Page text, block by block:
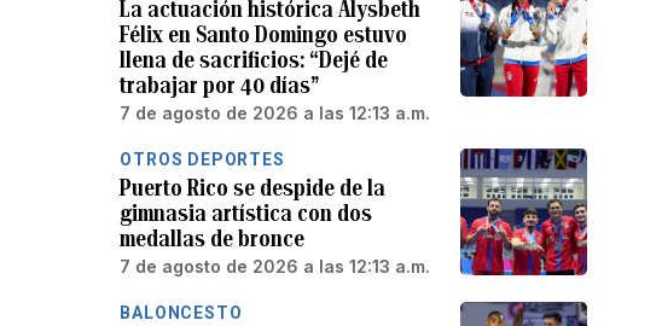
La actuación histórica Alysbeth
Félix en Santo Domingo estuvo
llena de sacrificios: “Dejé de
trabajar por 40 días”
7 de agosto de 2026 a las 12:13 a.m.
OTROS DEPORTES
Puerto Rico se despide de la
gimnasia artística con dos
medallas de bronce
7 de agosto de 2026 a las 12:13 a.m.
BALONCESTO